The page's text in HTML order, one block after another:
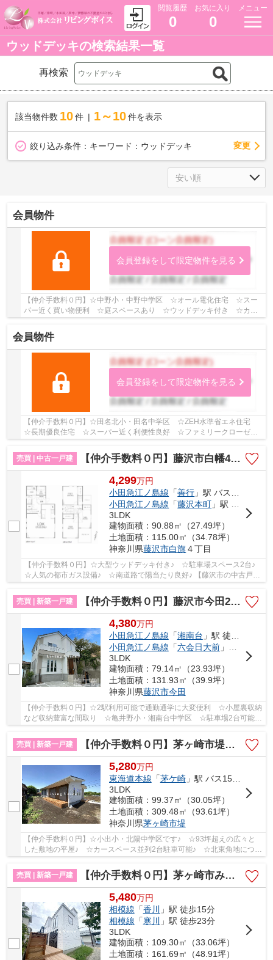
閲覧履歴
0
お気に入り
0
メニュー
ウッドデッキの検索結果一覧
再検索
該当物件数 10件 1～10 件を表示
絞り込み条件： キーワード：ウッドデッキ 変更
会員物件
会員登録をして限定物件を見る
【仲介手数料０円】☆中野小・中野中学区 ☆オール電化住宅 ☆スー
パー近く買い物便利 ☆庭スペースあり ☆ウッドデッキ付き ☆カー
会員物件
会員登録をして限定物件を見る
【仲介手数料０円】☆田名北小・田名中学区 ☆ZEH水準省エネ住宅
☆長期優良住宅 ☆スーパー近く利便性良好 ☆ファミリークローゼッ
ト・SIC・パントリーなど収納スペース豊富 ☆地震に...
売買 | 中古一戸建
【仲介手数料０円】藤沢市白幡4丁目 中古一戸建て
4,299万円
小田急江ノ島線 「善行 」駅 バス11分 「バス停」 停歩3分
小田急江ノ島線 「藤沢本町 」駅 徒歩21分
3LDK
建物面積：90.88㎡（27.49坪）
土地面積：115.00㎡（34.78坪）
神奈川県藤沢市白旗４丁目
【仲介手数料０円】☆大型ウッドデッキ付き♪ ☆駐車場スペース2台♪
☆人気の都市ガス設備♪ ☆南道路で陽当たり良好♪ 【藤沢市の中古戸建
てのことならリビングボイスにお任せ下さい！】
売買 | 新築一戸建
【仲介手数料０円】藤沢市今田2期 新築一戸建て
4,380万円
小田急江ノ島線 「湘南台 」駅 徒歩18分
小田急江ノ島線 「六会日大前」駅 徒歩19分
3LDK
建物面積：79.14㎡（23.93坪）
土地面積：131.93㎡（39.9坪）
神奈川県藤沢市今田
【仲介手数料０円】☆2駅利用可能で通勤通学に大変便利 ☆小屋裏収納
など収納豊富な間取り ☆亀井野小・湘南台中学区 ☆駐車場2台可能
☆お庭スペースにはウッドデッキ完備 ☆経済的な...
売買 | 新築一戸建
【仲介手数料０円】茅ヶ崎市堤 新築一戸建て
5,280万円
東海道本線 「茅ケ崎」駅 バス15分 「堤坂下」 停歩4分
3LDK
建物面積：99.37㎡（30.05坪）
土地面積：309.48㎡（93.61坪）
神奈川県茅ヶ崎市堤
【仲介手数料０円】☆小出小・北陽中学区です♪ ☆93坪超えの広々と
した敷地の平屋♪ ☆カースペース並列2台駐車可能♪ ☆北東角地につき
日当り・通風良好です♪ ☆コンビニ徒歩圏内にあり♪...
売買 | 新築一戸建
【仲介手数料０円】茅ヶ崎市みずき2丁目Ⅱ 新築一戸建て
5,480万円
相模線 「香川
」駅 徒歩15分
相模線 「寒川
」駅 徒歩23分
3LDK
建物面積：109.30㎡（33.06坪）
土地面積：161.69㎡（48.91坪）